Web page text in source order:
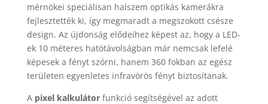
mérnökei speciálisan halszem optikás kamerákra
fejlesztették ki, így megmaradt a megszokott csésze
design. Az újdonság elődeihez képest az, hogy a LED-
ek 10 méteres hatótávolságban már nemcsak lefelé
képesek a fényt szórni, hanem 360 fokban az egész
területen egyenletes infravörös fényt biztosítanak.
A pixel kalkulátorfunkció segítségével az adott